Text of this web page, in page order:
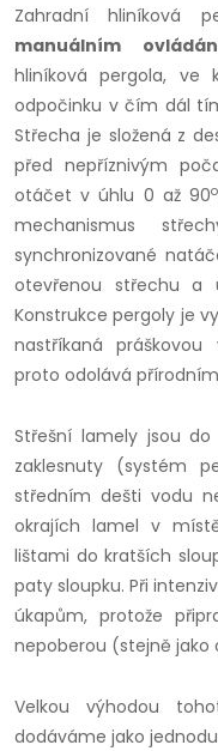
Zahradní hliníková
manuálním
hliníková pergola, ve
odpočinku v čím dál
Střecha je složená z
před nepříznivým
otáčet v úhlu 0 až 90o
mechanismus
synchronizované
otevřenou střechu a
Konstrukce pergoly je
nastříkaná
proto odolává
Střešní lamely jsou
zaklesnuty (systém
středním dešti vodu
okrajích lamel v
lištami do kratších
paty sloupku. Při
úkapům, protože
nepoberou (stejně jako
Velkou výhodou
dodáváme jako